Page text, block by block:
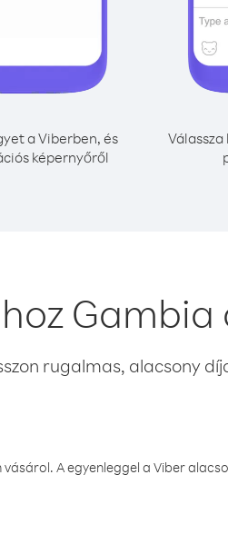
a Viberben, és
képernyőről
Gambia
rugalmas, alacsony
vásárol. A egyenleggel a Viber